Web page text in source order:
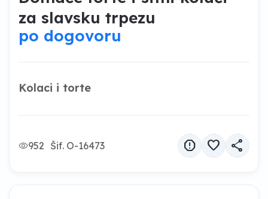
za slavsku trpezu
po dogovoru
Kolaci i torte
952 Šif. O-16473 report favorite share